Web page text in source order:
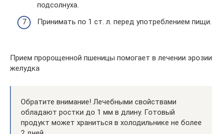
подсолнуха.
Принимать по 1 ст. л. перед употреблением пищи.
Прием пророщенной пшеницы помогает в лечении эрозии
желудка
Обратите внимание! Лечебными свойствами
обладают ростки до 1 мм в длину. Готовый
продукт может храниться в холодильнике не более